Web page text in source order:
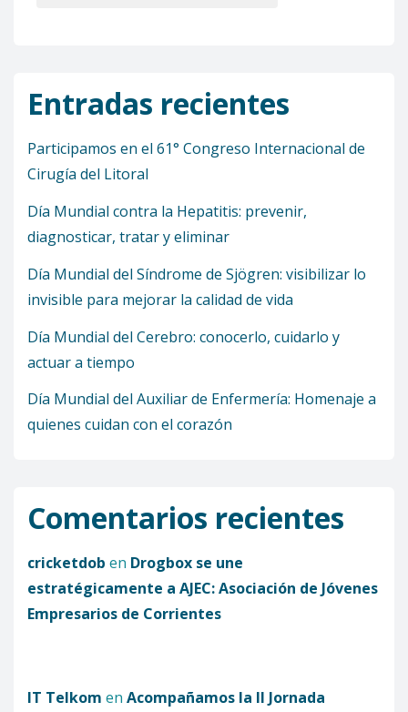
Entradas recientes
Participamos en el 61° Congreso Internacional de
Cirugía del Litoral
Día Mundial contra la Hepatitis: prevenir,
diagnosticar, tratar y eliminar
Día Mundial del Síndrome de Sjögren: visibilizar lo
invisible para mejorar la calidad de vida
Día Mundial del Cerebro: conocerlo, cuidarlo y
actuar a tiempo
Día Mundial del Auxiliar de Enfermería: Homenaje a
quienes cuidan con el corazón
Comentarios recientes
cricketdob en Drogbox se une
estratégicamente a AJEC: Asociación de Jóvenes
Empresarios de Corrientes
IT Telkom en Acompañamos la II Jornada